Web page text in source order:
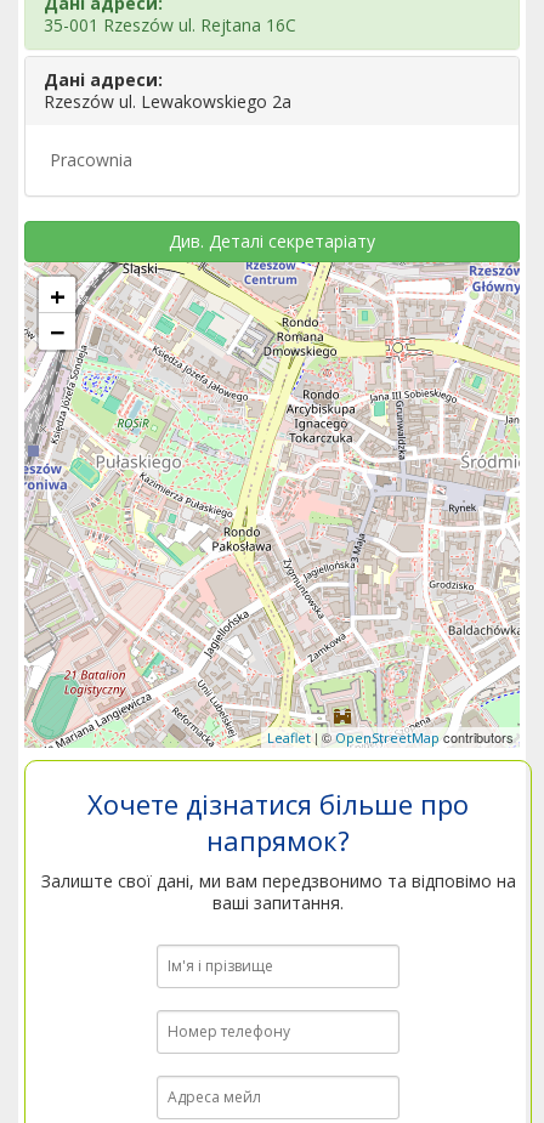
35-001 Rzeszów ul. Rejtana 16C
Дані адреси:
Rzeszów ul. Lewakowskiego 2a
Pracownia
Див. Деталі секретаріату
+
−
Leaflet| © OpenStreetMapcontributors
Хочете дізнатися більше про
напрямок?
Залиште свої дані, ми вам передзвонимо та відповімо на
ваші запитання.